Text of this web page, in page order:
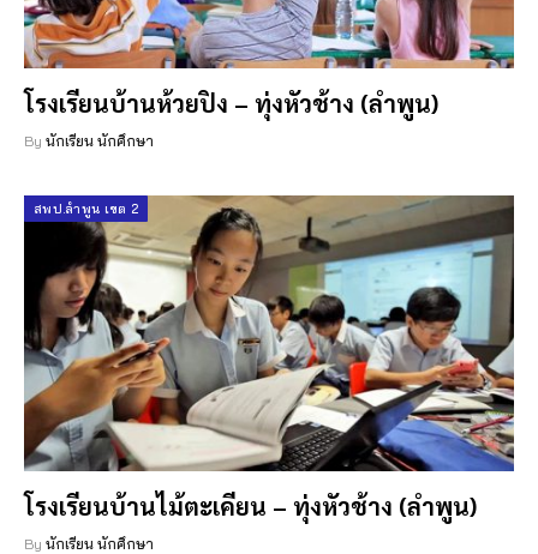
โรงเรียนบ้านห้วยปิง – ทุ่งหัวช้าง (ลำพูน)
By นักเรียน นักศึกษา
สพป.ลำพูน เขต 2
โรงเรียนบ้านไม้ตะเคียน – ทุ่งหัวช้าง (ลำพูน)
By นักเรียน นักศึกษา